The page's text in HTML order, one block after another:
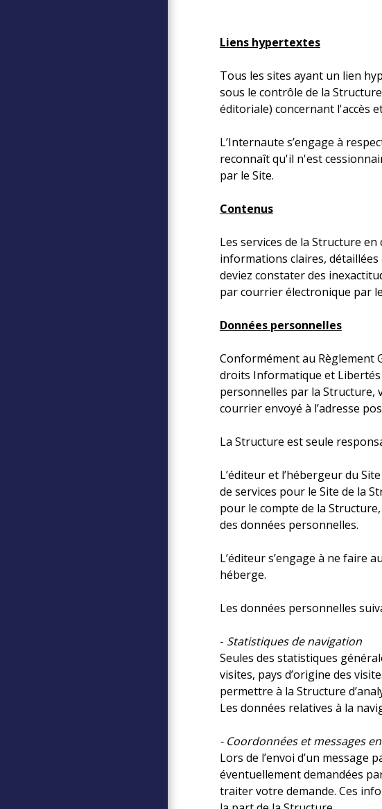
Liens hypertextes
Tous les sites ayant un lien
sous le contrôle de la
éditoriale) concernant l'accès
L’Internaute s’engage à
reconnaît qu'il n'est
par le Site.
Contenus
Les services de la Structure
informations claires,
deviez constater des
par courrier électronique par
Données personnelles
Conformément au Règlement
droits Informatique et Libertés
personnelles par la Structure,
courrier envoyé à l’adresse
La Structure est seule
L’éditeur et l’hébergeur du
de services pour le Site de la
pour le compte de la
des données personnelles.
L’éditeur s’engage à ne faire
héberge.
Les données personnelles
- Statistiques de navigation
Seules des statistiques
visites, pays d’origine des
permettre à la Structure
Les données relatives à la
- Coordonnées et messages
Lors de l’envoi d’un message
éventuellement demandées
traiter votre demande. Ces